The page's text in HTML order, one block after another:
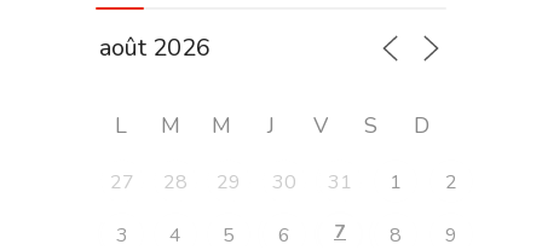
L M M J V S D
27 28 29 30 31 1
2
3
4 5 6 7 8 9